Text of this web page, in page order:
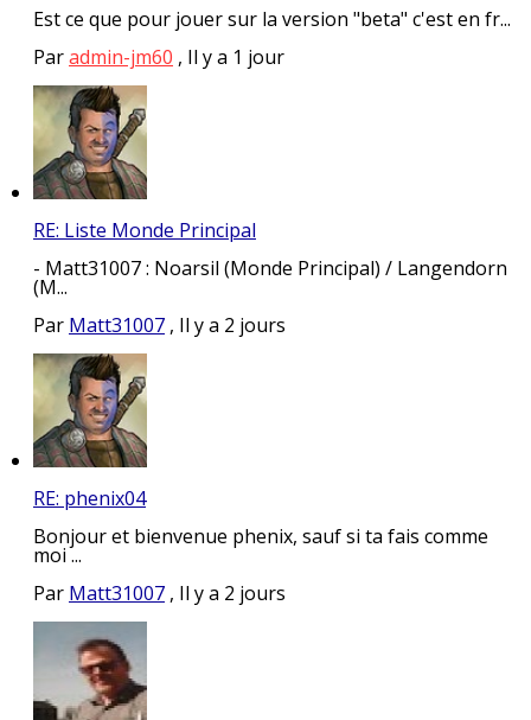
Est ce que pour jouer sur la version "beta" c'est en fr...
Paradmin-jm60 , Il y a 1 jour
RE: Liste Monde Principal
- Matt31007 : Noarsil (Monde Principal) / Langendorn
(M...
Par Matt31007 , Il y a 2 jours
RE: phenix04
Bonjour et bienvenue phenix, sauf si ta fais comme
moi ...
Par Matt31007 , Il y a 2 jours